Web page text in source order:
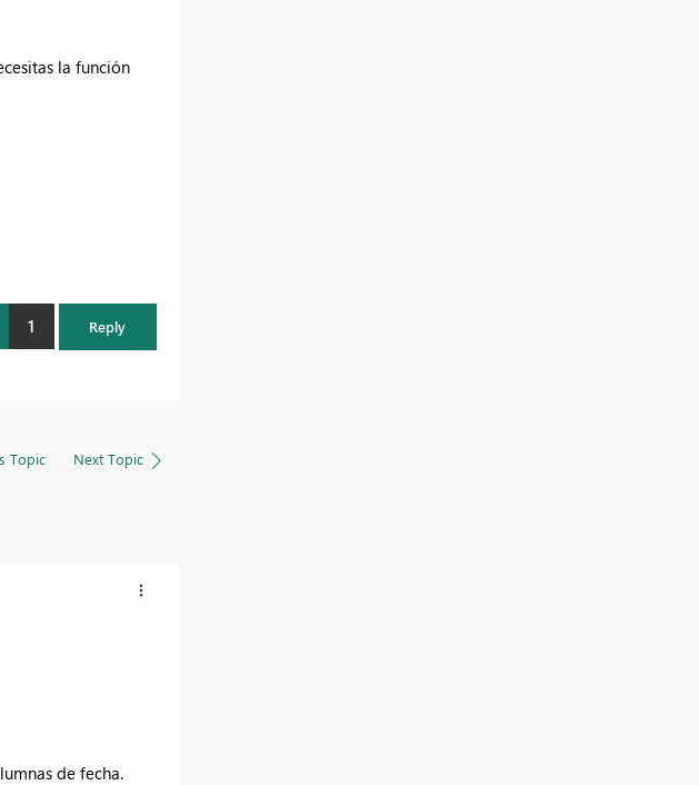
la función
1 Reply
Topic Next Topic
de fecha.